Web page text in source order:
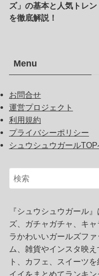
ズ」の基本と人気トレン
を徹底解説！
Menu
お問合せ
運営プロジェクト
利用規約
プライバシーポリシー
シュウシュウガールTOP
『シュウシュウガール
ズ、ガチャガチャ、キ
ラかわいいガールズフ
ム、雑貨やインスタ映
ト、カフェ、スイーツ
イイをまとめてランキ